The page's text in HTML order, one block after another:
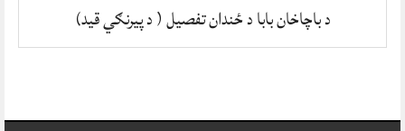
د باچاخان بابا د ځندان تفصیل ( د پیرنګي قید)